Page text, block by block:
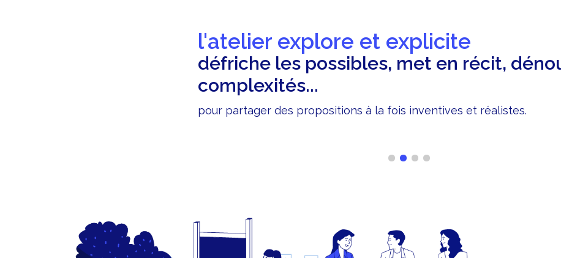
l'atelier explore et explicite
défriche les possibles, met en récit,
complexités...
pour partager des propositions à la fois inventives et réalistes.